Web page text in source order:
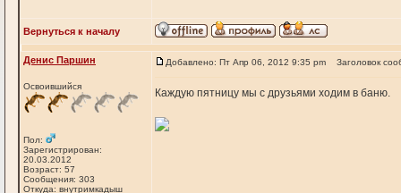
Вернуться к началу
Денис Паршин
Освоившийся
Пол:
Зарегистрирован:
20.03.2012
Возраст: 57
Сообщения: 303
Откуда: внутримкадыш
Добавлено: Пт Апр 06, 2012 9:35 pm Заголовок
Каждую пятницу мы с друзьями ходим в баню.